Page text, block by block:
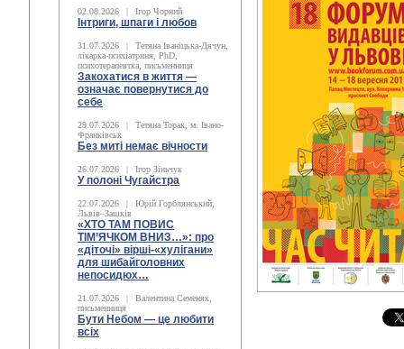
02.08.2026 | Ігор Чорний
Інтриги, шпаги і любов
31.07.2026 |
Тетяна Іваніцька-Дячун,
лікарка-психіатриня, PhD,
психотерапевтка, письменниця
Закохатися в життя —
означає повернутися до
себе
29.07.2026 |
Тетяна Торак, м. Івано-
Франківськ
Без миті немає вічности
26.07.2026 | Ігор Зіньчук
У полоні Чугайстра
22.07.2026 |
Юрій Горблянський,
Львів–Зашків
«ХТО ТАМ ПОВИС
ТІМ’ЯЧКОМ ВНИЗ…»: про
«діточі» вірші-«хулігани»
для шибайголовних
непосидюх…
21.07.2026 |
Валентина Семеняк,
письменниця
Бути Небом ― це любити
всіх